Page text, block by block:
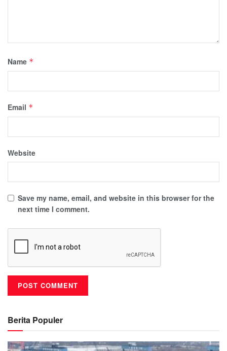
Name *
Email *
Website
Save my name, email, and website in this browser for the
next time I comment.
Berita Populer